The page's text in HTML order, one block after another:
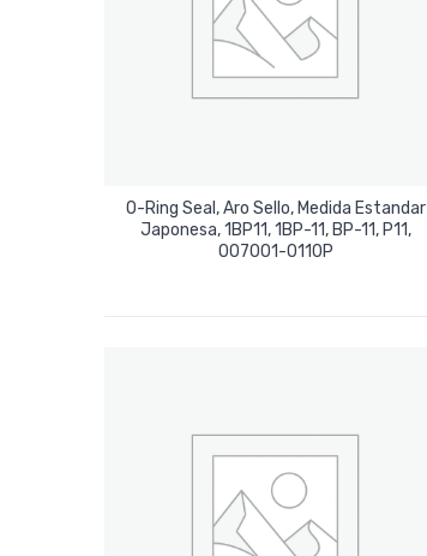
O-Ring Seal, Aro Sello, Medida Estandar
Japonesa, 1BP11, 1BP-11, BP-11, P11,
007001-0110P
Leer Más